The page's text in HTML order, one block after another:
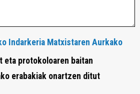
Indarkeria Matxistaren Aurkako
eta protokoloaren baitan
erabakiak onartzen ditut